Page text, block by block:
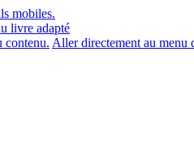
mobiles.
livre adapté
contenu. Aller directement au menu